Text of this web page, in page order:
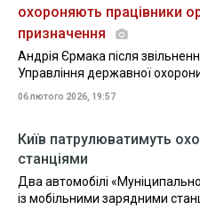
охороняють працівники
призначення
Андрія Єрмака після
Управління державної
06 лютого 2026, 19:57
Київ патрулюватимуть
станціями
Два автомобілі
із мобільними зарядними